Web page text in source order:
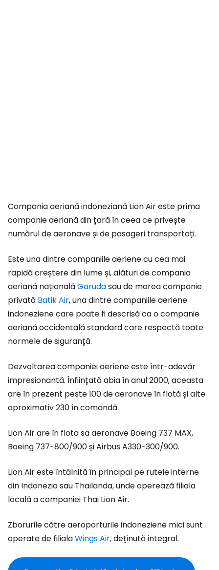
Compania aeriană indoneziană Lion Air este prima
companie aeriană din țară în ceea ce privește
numărul de aeronave și de pasageri transportați.
Este una dintre companiile aeriene cu cea mai
rapidă creștere din lume și, alături de compania
aeriană naționalăGarudasau de marea companie
privată Batik Air, una dintre companiile aeriene
indoneziene care poate fi descrisă ca o companie
aeriană occidentală standard care respectă toate
normele de siguranță.
Dezvoltarea companiei aeriene este într-adevăr
impresionantă. Înființată abia în anul 2000, aceasta
are în prezent peste 100 de aeronave în flotă și alte
aproximativ 230 în comandă.
Lion Air are în flota sa aeronave Boeing 737 MAX,
Boeing 737-800/900 și Airbus A330-300/900.
Lion Air este întâlnită în principal pe rutele interne
din Indonezia sau Thailanda, unde operează filiala
locală a companiei Thai Lion Air.
Zborurile către aeroporturile indoneziene mici sunt
operate de filialaWings Air, deținută integral.